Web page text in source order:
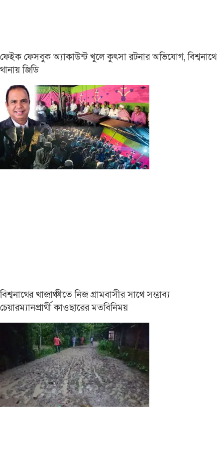
ফেইক ফেসবুক অ্যাকাউন্ট খুলে কুৎসা রটনার অভিযোগ, বিশ্বনাথে
থানায় জিডি
বিশ্বনাথের খাজাঞ্চীতে নিজ গ্রামবাসীর সাথে সম্ভাব্য
চেয়ারম্যানপ্রার্থী কাওছারের মতবিনিময়